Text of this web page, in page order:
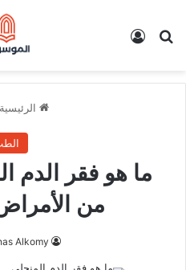
بحث عن
الرئيسية
ما هو فقر الدم
من الأمراض
Alkomy